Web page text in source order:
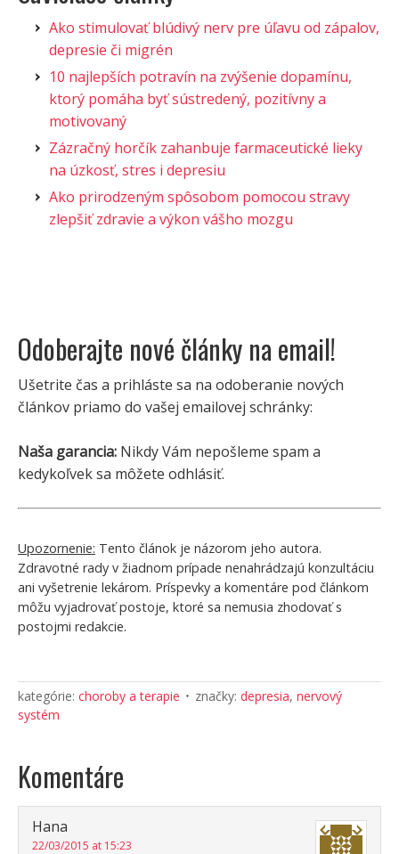
Ako stimulovať blúdivý nerv pre úľavu od zápalov,
depresie či migrén
10 najlepších potravín na zvýšenie dopamínu,
ktorý pomáha byť sústredený, pozitívny a
motivovaný
Zázračný horčík zahanbuje farmaceutické lieky
na úzkosť, stres i depresiu
Ako prirodzeným spôsobom pomocou stravy
zlepšiť zdravie a výkon vášho mozgu
Odoberajte nové články na email!
Ušetrite čas a prihláste sa na odoberanie nových
článkov priamo do vašej emailovej schránky:
Naša garancia: Nikdy Vám nepošleme spam a
kedykoľvek sa môžete odhlásiť.
Upozornenie: Tento článok je názorom jeho autora.
Zdravotné rady v žiadnom prípade nenahrádzajú konzultáciu
ani vyšetrenie lekárom. Príspevky a komentáre pod článkom
môžu vyjadrovať postoje, ktoré sa nemusia zhodovať s
postojmi redakcie.
kategórie: choroby a terapie značky: depresia, nervový
systém
Komentáre
Hana
22/03/2015 at 15:23